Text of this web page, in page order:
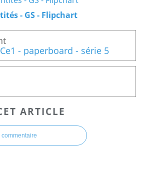
- GS - Flipchart
- paperboard - série 5
ARTICLE